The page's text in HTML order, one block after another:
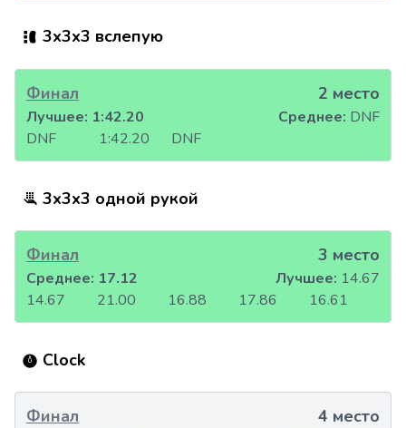
3x3x3 вслепую
Финал 2 место
DNF 1:42.20 DNF
Лучшее: 1:42.20 Среднее: DNF
3x3x3 одной рукой
Финал 3 место
14.67 21.00 16.88 17.86 16.61
Среднее: 17.12 Лучшее: 14.67
Clock
Финал 4 место